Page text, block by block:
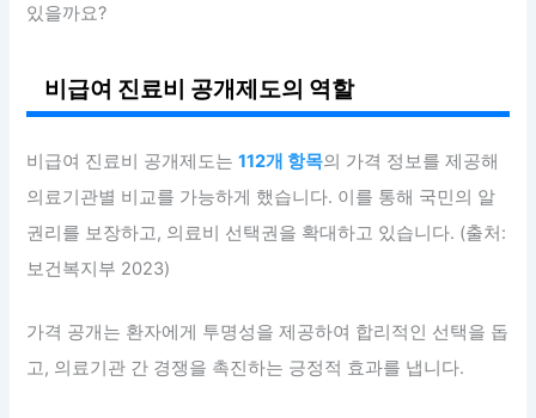
있을까요?
비급여 진료비 공개제도의 역할
비급여 진료비 공개제도는112개 항목의 가격 정보를 제공해
의료기관별 비교를 가능하게 했습니다. 이를 통해 국민의 알
권리를 보장하고, 의료비 선택권을 확대하고 있습니다. (출처:
보건복지부 2023)
가격 공개는 환자에게 투명성을 제공하여 합리적인 선택을 돕
고, 의료기관 간 경쟁을 촉진하는 긍정적 효과를 냅니다.